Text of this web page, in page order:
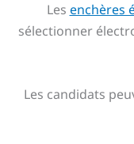
Les enchères
sélectionner
Les candidats